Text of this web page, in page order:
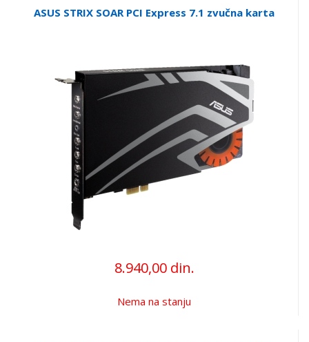
ASUS STRIX SOAR PCI Express 7.1 zvučna karta
8.940,00 din.
Nema na stanju